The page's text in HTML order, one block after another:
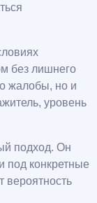
без лишнего
жалобы, но и
уровень
подход. Он
под конкретные
вероятность